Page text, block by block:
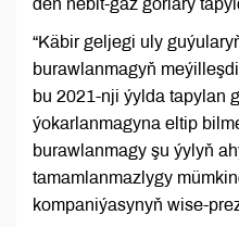
deň nebit-gaz gorlary
“Käbir geljegi uly
burawlanmagyň
bu 2021-nji ýylda tapylan
ýokarlanmagyna eltip
burawlanmagy şu ýylyň
tamamlanmazlygy
kompaniýasynyň wise-